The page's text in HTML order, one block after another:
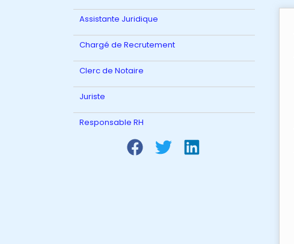
Assistante Juridique
Chargé de Recrutement
Clerc de Notaire
Juriste
Responsable RH